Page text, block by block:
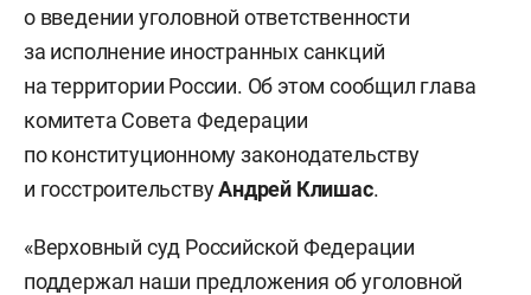
о введении уголовной ответственности
за исполнение иностранных санкций
на территории России. Об этом сообщил глава
комитета Совета Федерации
по конституционному законодательству
и госстроительствуАндрей Клишас.
«Верховный суд Российской Федерации
поддержал наши предложения об уголовной